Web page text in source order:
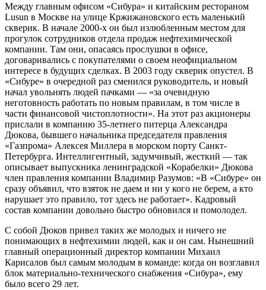
Между главным офисом «Сибура» и китайским рестораном
Lusun в Москве на улице Кржижановского есть маленький
скверик. В начале 2000-х он был излюбленным местом для
прогулок сотрудников отдела продаж нефтехимической
компании. Там они, опасаясь прослушки в офисе,
договаривались с покупателями о своем неофициальном
интересе в будущих сделках. В 2003 году скверик опустел. В
«Сибуре» в очередной раз сменился руководитель, и новый
начал увольнять людей пачками — «за очевидную
неготовность работать по новым правилам, в том числе в
части финансовой чистоплотности». На этот раз акционеры
прислали в компанию 35-летнего питерца Александра
Дюкова, бывшего начальника председателя правления
«Газпрома» Алексея Миллера в морском порту Санкт-
Петербурга. Интеллигентный, задумчивый, жесткий — так
описывает выпускника ленинградской «Корабелки» Дюкова
член правления компании Владимир Разумов: «В «Сибуре» он
сразу объявил, что взяток не даем и ни у кого не берем, а кто
нарушает это правило, тот здесь не работает». Кадровый
состав компании довольно быстро обновился и помолодел.
С собой Дюков привел таких же молодых и ничего не
понимающих в нефтехимии людей, как и он сам. Нынешний
главный операционный директор компании Михаил
Карисалов был самым молодым в команде: когда он возглавил
блок материально-технического снабжения «Сибура», ему
было всего 29 лет.